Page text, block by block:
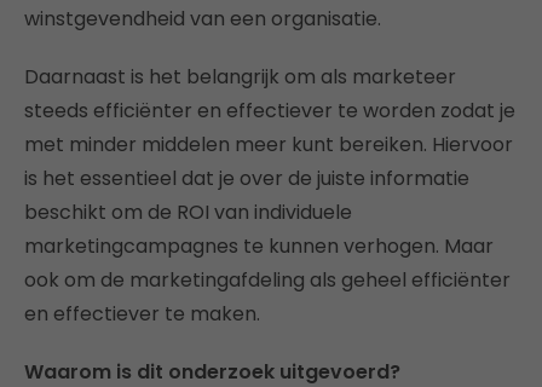
winstgevendheid van een organisatie.
Daarnaast is het belangrijk om als marketeer
steeds efficiënter en effectiever te worden zodat je
met minder middelen meer kunt bereiken. Hiervoor
is het essentieel dat je over de juiste informatie
beschikt om de ROI van individuele
marketingcampagnes te kunnen verhogen. Maar
ook om de marketingafdeling als geheel efficiënter
en effectiever te maken.
Waarom is dit onderzoek uitgevoerd?